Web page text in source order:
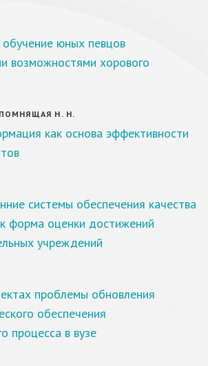
юных певцов
возможностями хорового
Н. Н.
как основа эффективности
системы обеспечения качества
форма оценки достижений
учреждений
проблемы обновления
обеспечения
процесса в вузе